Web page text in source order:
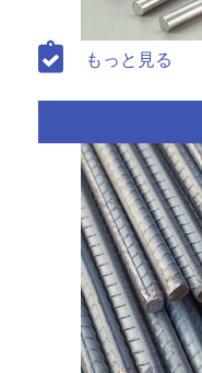
もっと見る